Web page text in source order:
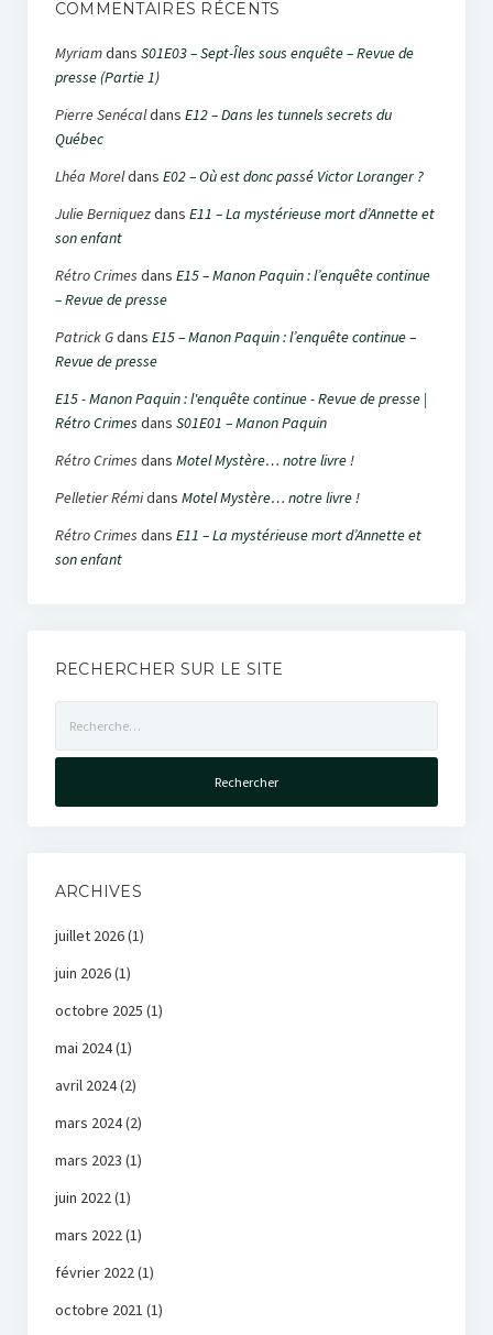
COMMENTAIRES RÉCENTS
Myriamdans S01E03 – Sept-Îles sous enquête – Revue de
presse (Partie 1)
Pierre Senécaldans E12 – Dans les tunnels secrets du
Québec
Lhéa Moreldans E02 – Où est donc passé Victor Loranger ?
Julie Berniquezdans E11 – La mystérieuse mort d’Annette et
son enfant
Rétro Crimes dans E15 – Manon Paquin : l’enquête continue
– Revue de presse
Patrick Gdans E15 – Manon Paquin : l’enquête continue –
Revue de presse
E15 - Manon Paquin : l'enquête continue - Revue de presse |
Rétro Crimes dans S01E01 – Manon Paquin
Rétro Crimes dans Motel Mystère… notre livre !
Pelletier Rémidans Motel Mystère… notre livre !
Rétro Crimes dans E11 – La mystérieuse mort d’Annette et
son enfant
RECHERCHER SUR LE SITE
ARCHIVES
juillet 2026(1)
juin 2026(1)
octobre 2025 (1)
mai 2024(1)
avril 2024(2)
mars 2024(2)
mars 2023 (1)
juin 2022 (1)
mars 2022 (1)
février 2022 (1)
octobre 2021 (1)